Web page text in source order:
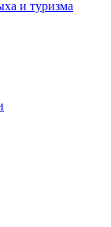
и туризма